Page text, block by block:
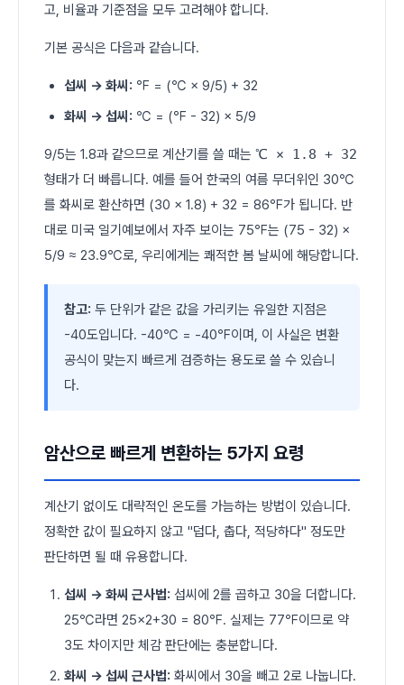
고, 비율과 기준점을 모두 고려해야 합니다.
기본 공식은 다음과 같습니다.
섭씨 → 화씨: ℉ = (℃ × 9/5) + 32
화씨 → 섭씨: ℃ = (℉ - 32) × 5/9
9/5는 1.8과 같으므로 계산기를 쓸 때는 ℃ × 1.8 + 32
형태가 더 빠릅니다. 예를 들어 한국의 여름 무더위인 30℃
를 화씨로 환산하면 (30 × 1.8) + 32 = 86℉가 됩니다. 반
대로 미국 일기예보에서 자주 보이는 75℉는 (75 - 32) ×
5/9 ≈ 23.9℃로, 우리에게는 쾌적한 봄 날씨에 해당합니다.
참고: 두 단위가 같은 값을 가리키는 유일한 지점은
-40도입니다. -40℃ = -40℉이며, 이 사실은 변환
공식이 맞는지 빠르게 검증하는 용도로 쓸 수 있습니
다.
암산으로 빠르게 변환하는 5가지 요령
계산기 없이도 대략적인 온도를 가늠하는 방법이 있습니다.
정확한 값이 필요하지 않고 "덥다, 춥다, 적당하다" 정도만
판단하면 될 때 유용합니다.
섭씨 → 화씨 근사법: 섭씨에 2를 곱하고 30을 더합니다.
25℃라면 25×2+30 = 80℉. 실제는 77℉이므로 약
3도 차이지만 체감 판단에는 충분합니다.
화씨 → 섭씨 근사법: 화씨에서 30을 빼고 2로 나눕니다.